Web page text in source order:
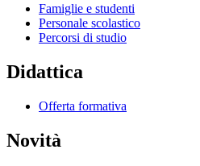
Famiglie e studenti
Personale scolastico
Percorsi di studio
Didattica
Offerta formativa
Novità